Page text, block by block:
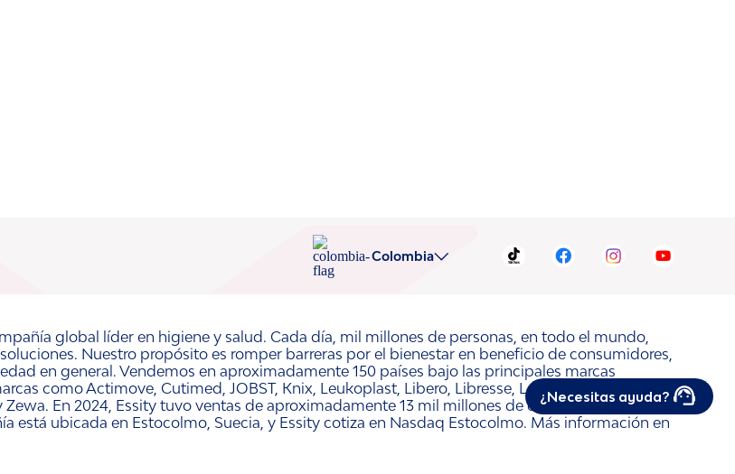
¿Necesitas ayuda?
Colombia
global líder en higiene y salud. Cada día, mil millones de personas, en todo el mundo,
Nuestro propósito es romper barreras por el bienestar en beneficio de consumidores,
en general. Vendemos en aproximadamente 150 países bajo las principales marcas
como Actimove, Cutimed, JOBST, Knix, Leukoplast, Libero, Libresse, Lotus, Modibodi,
En 2024, Essity tuvo ventas de aproximadamente 13 mil millones de euros y empleó a
está ubicada en Estocolmo, Suecia, y Essity cotiza en Nasdaq Estocolmo. Más información en